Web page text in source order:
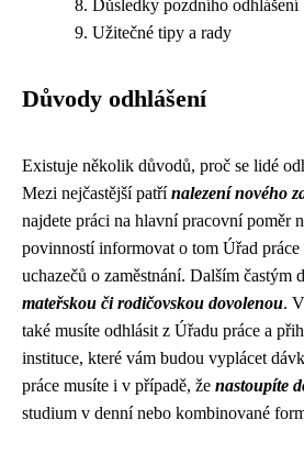
Důsledky pozdního odhlášení
Užitečné tipy a rady
Důvody odhlášení
Existuje několik důvodů, proč se lidé
Mezi nejčastější patřínalezení nového
najdete práci na hlavní pracovní poměr
povinností informovat o tom Úřad práce
uchazečů o zaměstnání. Dalším častým
mateřskou či rodičovskou dovolenou.
také musíte odhlásit z Úřadu práce a
instituce, které vám budou vyplácet
práce musíte i v případě, že nastoupíte
studium v denní nebo kombinované